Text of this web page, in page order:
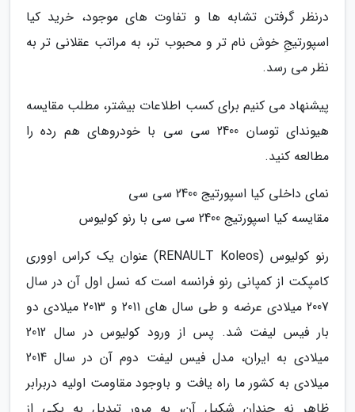
درنظر گرفتن تشابه ها و تفاوت های موجود، خرید کیا
اسپورتیجِ خوش نام تر و محبوب تر، به مراتب عقلانی تر به
نظر می رسد.
پیشنهاد می کنیم برای کسب اطلاعات بیشتر، مطلب مقایسه
هیوندای توسان 2400 سی سی با خودروهای هم رده را
مطالعه کنید.
نمای داخلی کیا اسپورتیج 2400 سی سی
مقایسه کیا اسپورتیج 2400 سی سی با رنو کولیوس
رنو کولیوس (RENAULT Koleos) عنوان یک کراس اووری
کامپکت از کمپانی رنو فرانسه است که نسل اول آن در سال
2007 میلادی عرضه و طی سال های 2011 و 2013 میلادی دو
بار فیس لیفت شد. پس از ورود کولیوس در سال 2012
میلادی به ایران، مدل فیس لیفت دوم آن در سال 2014
میلادی به کشور ما راه یافت و باوجود مقاومت اولیه دربرابر